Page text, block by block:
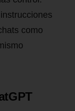
como